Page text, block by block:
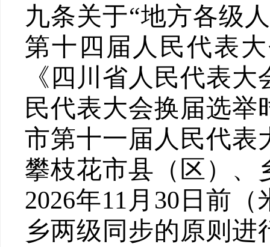
九条关于“地方各级
第十四届人民代表
《四川省人民代表
民代表大会换届选举
市第十一届人民代表
攀枝花市县（区）、
2026年11 月 30 日前（
乡两级同步的原则进